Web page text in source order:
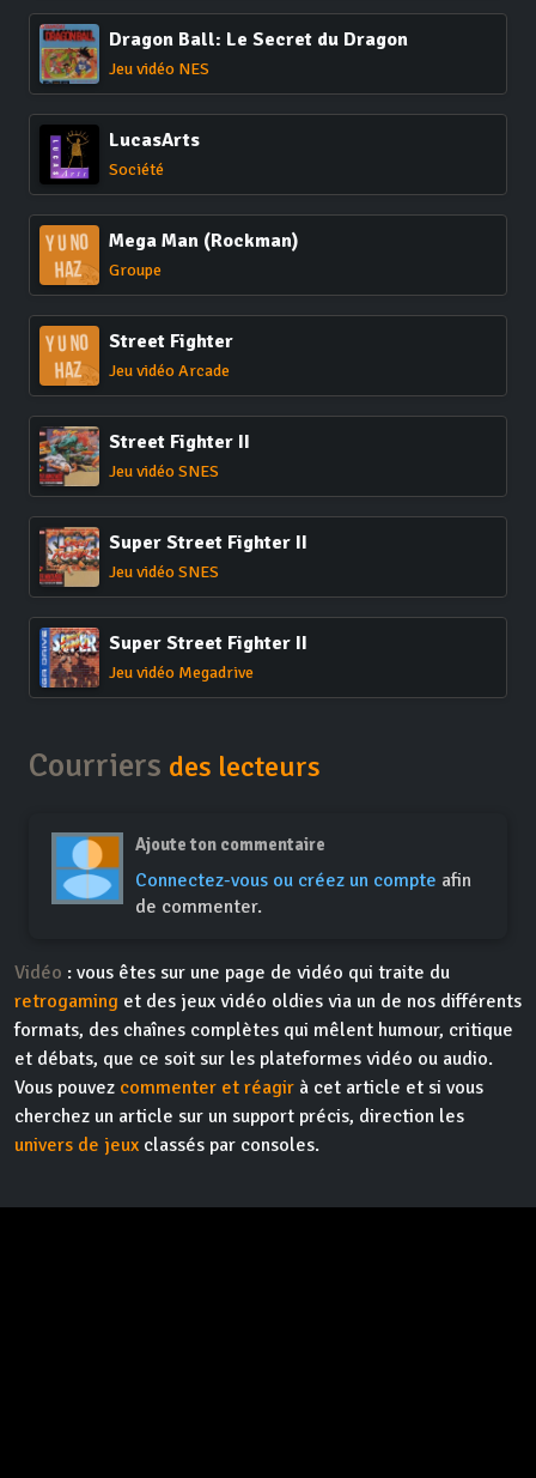
Dragon Ball: Le Secret du Dragon
Jeu vidéo NES
LucasArts
Société
Mega Man (Rockman)
Groupe
Street Fighter
Jeu vidéo Arcade
Street Fighter II
Jeu vidéo SNES
Super Street Fighter II
Jeu vidéo SNES
Super Street Fighter II
Jeu vidéo Megadrive
Courriers des lecteurs
Ajoute ton commentaire
Connectez-vous ou créez un compte afin
de commenter.
Vidéo : vous êtes sur une page de vidéo qui traite du
retrogaming et des jeux vidéo oldies via un de nos différents
formats, des chaînes complètes qui mêlent humour, critique
et débats, que ce soit sur les plateformes vidéo ou audio.
Vous pouvez commenter et réagir à cet article et si vous
cherchez un article sur un support précis, direction les
univers de jeux classés par consoles.